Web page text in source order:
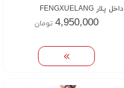
داخل پلار FENGXUELANG
4,950,000 تومان